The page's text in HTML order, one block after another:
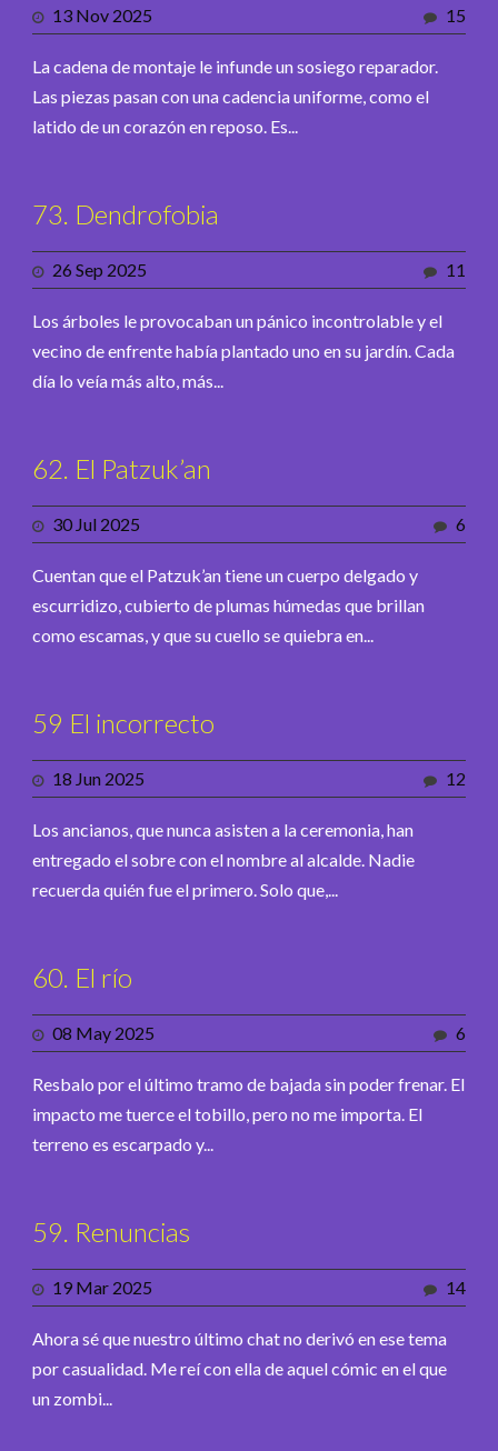
13 Nov 2025 15
La cadena de montaje le infunde un sosiego reparador.
Las piezas pasan con una cadencia uniforme, como el
latido de un corazón en reposo. Es...
73. Dendrofobia
26 Sep 2025 11
Los árboles le provocaban un pánico incontrolable y el
vecino de enfrente había plantado uno en su jardín. Cada
día lo veía más alto, más...
62. El Patzuk’an
30 Jul 2025 6
Cuentan que el Patzuk’an tiene un cuerpo delgado y
escurridizo, cubierto de plumas húmedas que brillan
como escamas, y que su cuello se quiebra en...
59 El incorrecto
18 Jun 2025 12
Los ancianos, que nunca asisten a la ceremonia, han
entregado el sobre con el nombre al alcalde. Nadie
recuerda quién fue el primero. Solo que,...
60. El río
08 May 2025 6
Resbalo por el último tramo de bajada sin poder frenar. El
impacto me tuerce el tobillo, pero no me importa. El
terreno es escarpado y...
59. Renuncias
19 Mar 2025 14
Ahora sé que nuestro último chat no derivó en ese tema
por casualidad. Me reí con ella de aquel cómic en el que
un zombi...